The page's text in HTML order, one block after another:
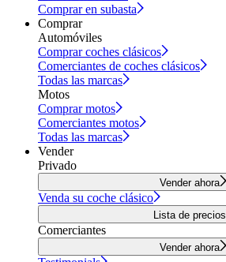
Comprar en subasta
Comprar
Automóviles
Comprar coches clásicos
Comerciantes de coches clásicos
Todas las marcas
Motos
Comprar motos
Comerciantes motos
Todas las marcas
Vender
Privado
Vender ahora
Venda su coche clásico
Lista de precios
Comerciantes
Vender ahora